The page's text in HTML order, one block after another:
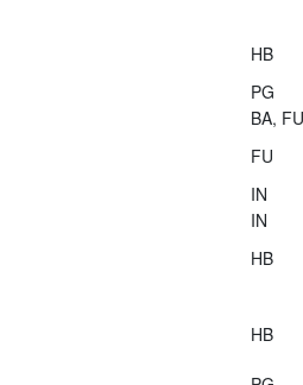
HB
PG
BA, FU
FU
IN
IN
HB
HB